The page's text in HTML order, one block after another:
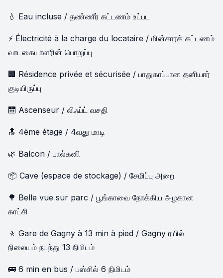
💧 Eau incluse / தண்ணீர் கட்டணம் உட்பட
⚡ Électricité à la charge du locataire / மின்சாரக் கட்டணம்
வாடகையாளரின் பொறுப்பு
🏢 Résidence privée et sécurisée / பாதுகாப்பான தனியார்
குடியிருப்பு
🛗 Ascenseur / லிஃப்ட் வசதி
🔝 4ème étage / 4வது மாடி
🌿 Balcon / பால்கனி
📦 Cave (espace de stockage) / சேமிப்பு அறை
🌳 Belle vue sur parc / பூங்காவை நோக்கிய அழகான
காட்சி
🚶 Gare de Gagny à 13 min à pied / Gagny ரயில்
நிலையம் நடந்து 13 நிமிடம்
🚌 6 min en bus / பஸ்சில் 6 நிமிடம்